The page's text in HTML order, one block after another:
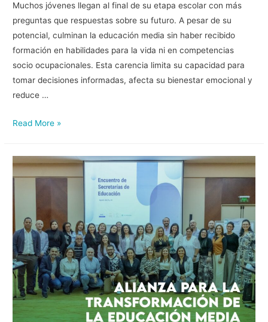
Muchos jóvenes llegan al final de su etapa escolar con más
preguntas que respuestas sobre su futuro. A pesar de su
potencial, culminan la educación media sin haber recibido
formación en habilidades para la vida ni en competencias
socio ocupacionales. Esta carencia limita su capacidad para
tomar decisiones informadas, afecta su bienestar emocional y
reduce …
Read More »